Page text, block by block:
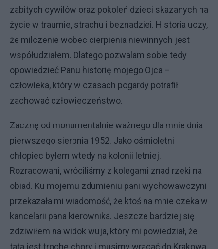
zabitych cywilów oraz pokoleń dzieci skazanych na
życie w traumie, strachu i beznadziei. Historia uczy,
że milczenie wobec cierpienia niewinnych jest
współudziałem. Dlatego pozwalam sobie tedy
opowiedzieć Panu historię mojego Ojca –
człowieka, który w czasach pogardy potrafił
zachować człowieczeństwo.
Zacznę od monumentalnie ważnego dla mnie dnia
pierwszego sierpnia 1952. Jako ośmioletni
chłopiec byłem wtedy na kolonii letniej.
Rozradowani, wróciliśmy z kolegami znad rzeki na
obiad. Ku mojemu zdumieniu pani wychowawczyni
przekazała mi wiadomość, że ktoś na mnie czeka w
kancelarii pana kierownika. Jeszcze bardziej się
zdziwiłem na widok wuja, który mi powiedział, że
tata jest trochę chory i musimy wracać do Krakowa.